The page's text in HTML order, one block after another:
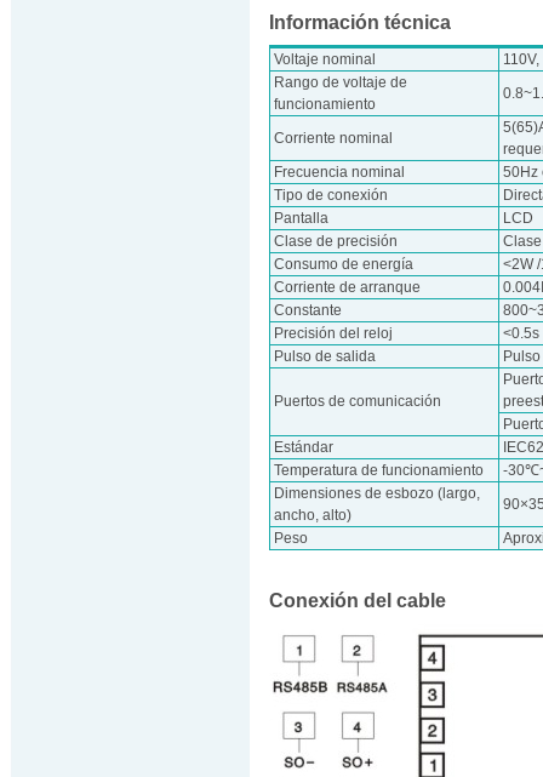
Información técnica
Voltaje nominal
Rango de voltaje de
funcionamiento
Corriente nominal
Frecuencia nominal
50Hz
Tipo de conexión
Pantalla
LCD
Clase de precisión
Consumo de energía
<2W
Corriente de arranque
Constante
Precisión del reloj
Pulso de salida
Puertos de comunicación
Estándar
Temperatura de funcionamiento
-
Dimensiones de esbozo (largo,
ancho, alto)
Peso
Conexión del cable